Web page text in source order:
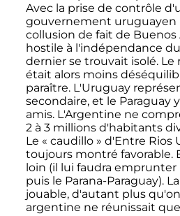
Avec la prise de contrôle
gouvernement uruguayen
collusion de fait de Buenos
hostile à l'indépendance du
dernier se trouvait isolé. Le
était alors moins
paraître. L'Uruguay
secondaire, et le Paraguay
amis. L'Argentine ne
2 à 3 millionsd'habitants
Le « caudillo » d'Entre Rios
toujours montré favorable.
loin (il lui faudra emprunter
puis le Parana-Paraguay).
jouable, d'autant plus
argentine ne réunissait que